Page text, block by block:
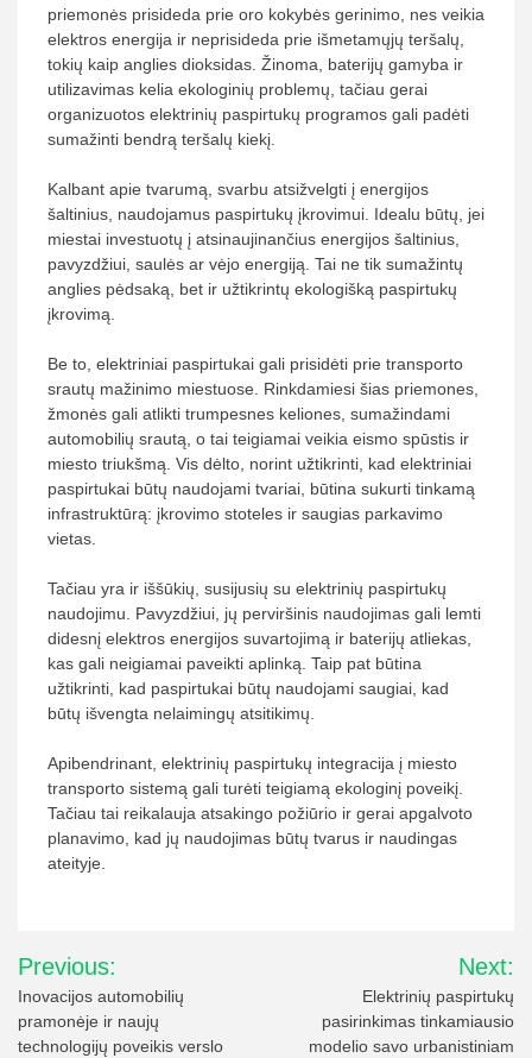
priemonės prisideda prie oro kokybės gerinimo, nes veikia
elektros energija ir neprisideda prie išmetamųjų teršalų,
tokių kaip anglies dioksidas. Žinoma, baterijų gamyba ir
utilizavimas kelia ekologinių problemų, tačiau gerai
organizuotos elektrinių paspirtukų programos gali padėti
sumažinti bendrą teršalų kiekį.
Kalbant apie tvarumą, svarbu atsižvelgti į energijos
šaltinius, naudojamus paspirtukų įkrovimui. Idealu būtų, jei
miestai investuotų į atsinaujinančius energijos šaltinius,
pavyzdžiui, saulės ar vėjo energiją. Tai ne tik sumažintų
anglies pėdsaką, bet ir užtikrintų ekologišką paspirtukų
įkrovimą.
Be to, elektriniai paspirtukai gali prisidėti prie transporto
srautų mažinimo miestuose. Rinkdamiesi šias priemones,
žmonės gali atlikti trumpesnes keliones, sumažindami
automobilių srautą, o tai teigiamai veikia eismo spūstis ir
miesto triukšmą. Vis dėlto, norint užtikrinti, kad elektriniai
paspirtukai būtų naudojami tvariai, būtina sukurti tinkamą
infrastruktūrą: įkrovimo stoteles ir saugias parkavimo
vietas.
Tačiau yra ir iššūkių, susijusių su elektrinių paspirtukų
naudojimu. Pavyzdžiui, jų perviršinis naudojimas gali lemti
didesnį elektros energijos suvartojimą ir baterijų atliekas,
kas gali neigiamai paveikti aplinką. Taip pat būtina
užtikrinti, kad paspirtukai būtų naudojami saugiai, kad
būtų išvengta nelaimingų atsitikimų.
Apibendrinant, elektrinių paspirtukų integracija į miesto
transporto sistemą gali turėti teigiamą ekologinį poveikį.
Tačiau tai reikalauja atsakingo požiūrio ir gerai apgalvoto
planavimo, kad jų naudojimas būtų tvarus ir naudingas
ateityje.
Navigacija
tarp
Previous:
Inovacijos automobilių
pramonėje ir naujų
technologijų poveikis verslo
Next:
Elektrinių paspirtukų
pasirinkimas tinkamiausio
modelio savo urbanistiniam